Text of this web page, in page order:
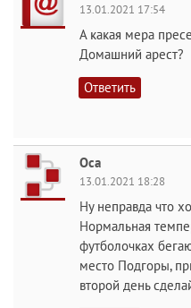
13.01.2021 17:54
А какая мера
Домашний арест?
Ответить
Оса
13.01.2021 18:28
Ну неправда что
Нормальная
футболочках
место Подгоры,
второй день